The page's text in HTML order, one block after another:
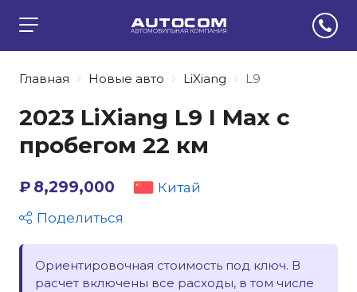
Главная Новые авто LiXiang L9
2023 LiXiang L9 I Max с
пробегом 22 км
₽ 8,299,000
Китай
Поделиться
Ориентировочная стоимость под ключ. В
расчет включены все расходы, в том числе